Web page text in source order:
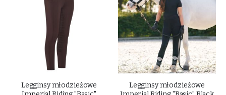
Legginsy młodzieżowe
Legginsy młodzieżowe